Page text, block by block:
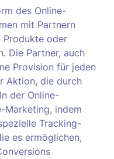
des Online-
mit Partnern
Produkte oder
Die Partner, auch
Provision für jeden
Aktion, die durch
der Online-
indem
Tracking-
es ermöglichen,